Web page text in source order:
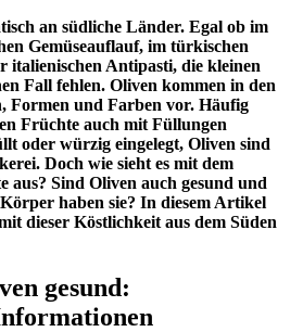
an südliche Länder. Egal ob im
Gemüseauflauf, im türkischen
italienischen Antipasti, die kleinen
Fall fehlen. Oliven kommen in den
Formen und Farben vor. Häufig
Früchte auch mit Füllungen
oder würzig eingelegt, Oliven sind
Doch wie sieht es mit dem
aus? Sind Oliven auch gesund und
haben sie? In diesem Artikel
dieser Köstlichkeit aus dem Süden
gesund: